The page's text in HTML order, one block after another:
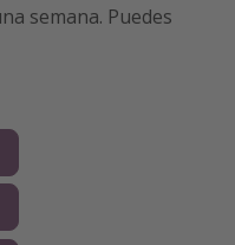
semana. Puedes